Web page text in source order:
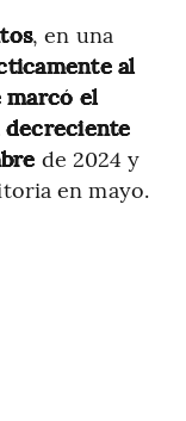
, en una
al
marcó el
decreciente
de 2024 y
en mayo.